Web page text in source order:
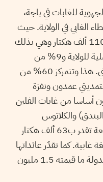
للغابات في باجة،
الغابي في الولاية. حيث
تمتد الغابات على مساحة تقدر ب 110 ألف هكتار وهي بذلك
تمثل نسبة 30% من المساحة الجملية للولاية و9% من
مساحة الغابات على المستوى الوطني. هذا وتتمركز 60% من
عمدون ونفزة
أساسا من غابات الفلين
والكلاتوس
والأكاسيا، إضافة إلى مساحات شاسعة تقدر ب63 ألف هكتار
كما تقدّر عائداتها
كمداخيل مباشرة للميزانية العامة للدولة ما قيمته 1.5 مليون